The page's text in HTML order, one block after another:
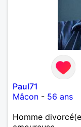
Paul71
Mâcon - 56 ans
Homme